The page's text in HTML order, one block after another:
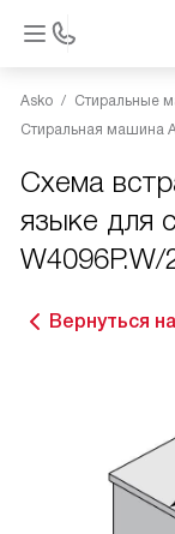
Asko
Стиральные
Стиральная машина
Схема
языке для
W4096P.W/
Вернуться